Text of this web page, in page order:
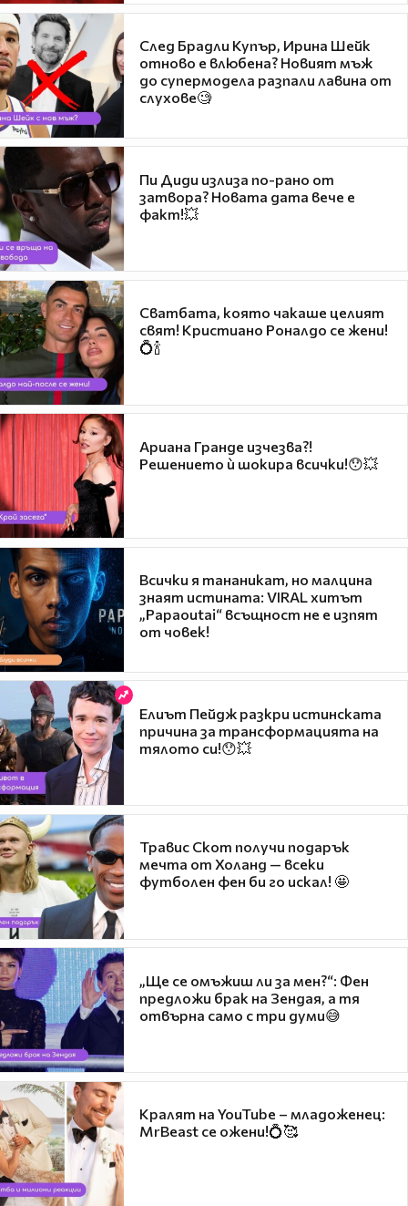
След Брадли Купър, Ирина Шейк
отново е влюбена? Новият мъж
до супермодела разпали лавина от
слухове🧐
Пи Диди излиза по-рано от
затвора? Новата дата вече е
факт!💥
Сватбата, която чакаше целият
свят! Кристиано Роналдо се жени!
💍🍾
Ариана Гранде изчезва?!
Решението ѝ шокира всички!😯💥
Всички я тананикат, но малцина
знаят истината: VIRAL хитът
„Papaoutai“ всъщност не е изпят
от човек!
Елиът Пейдж разкри истинската
причина за трансформацията на
тялото си!😯💥
Травис Скот получи подарък
мечта от Холанд — всеки
футболен фен би го искал! 🤩
„Ще се омъжиш ли за мен?“: Фен
предложи брак на Зендая, а тя
отвърна само с три думи😅
Кралят на YouTube – младоженец:
MrBeast се ожени!💍🥰